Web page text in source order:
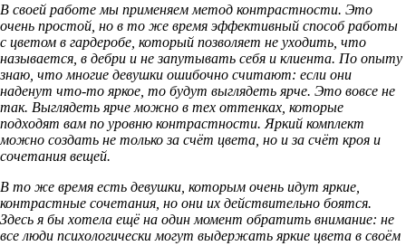
В своей работе мы применяем метод контрастности. Это
очень простой, но в то же время эффективный способ работы
с цветом в гардеробе, который позволяет не уходить, что
называется, в дебри и не запутывать себя и клиента. По опыту
знаю, что многие девушки ошибочно считают: если они
наденут что-то яркое, то будут выглядеть ярче. Это вовсе не
так. Выглядеть ярче можно в тех оттенках, которые
подходят вам по уровню контрастности. Яркий комплект
можно создать не только за счёт цвета, но и за счёт кроя и
сочетания вещей.
В то же время есть девушки, которым очень идут яркие,
контрастные сочетания, но они их действительно боятся.
Здесь я бы хотела ещё на один момент обратить внимание: не
все люди психологически могут выдержать яркие цвета в своём